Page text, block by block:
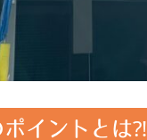
イントとは⁈